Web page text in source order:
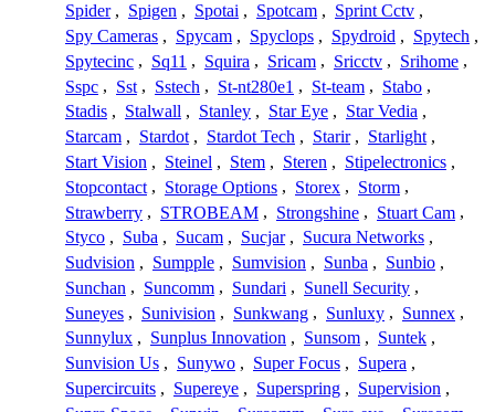
Spider , Spigen , Spotai , Spotcam , Sprint Cctv ,
Spy Cameras , Spycam , Spyclops , Spydroid , Spytech ,
Spytecinc , Sq11 , Squira , Sricam , Sricctv , Srihome ,
Sspc , Sst , Sstech , St-nt280e1 , St-team , Stabo ,
Stadis , Stalwall , Stanley , Star Eye , Star Vedia ,
Starcam , Stardot , Stardot Tech , Starir , Starlight ,
Start Vision , Steinel , Stem , Steren , Stipelectronics ,
Stopcontact , Storage Options , Storex , Storm ,
Strawberry , STROBEAM , Strongshine , Stuart Cam ,
Styco , Suba , Sucam , Sucjar , Sucura Networks ,
Sudvision , Sumpple , Sumvision , Sunba , Sunbio ,
Sunchan , Suncomm , Sundari , Sunell Security ,
Suneyes , Sunivision , Sunkwang , Sunluxy , Sunnex ,
Sunnylux , Sunplus Innovation , Sunsom , Suntek ,
Sunvision Us , Sunywo , Super Focus , Supera ,
Supercircuits , Supereye , Superspring , Supervision ,